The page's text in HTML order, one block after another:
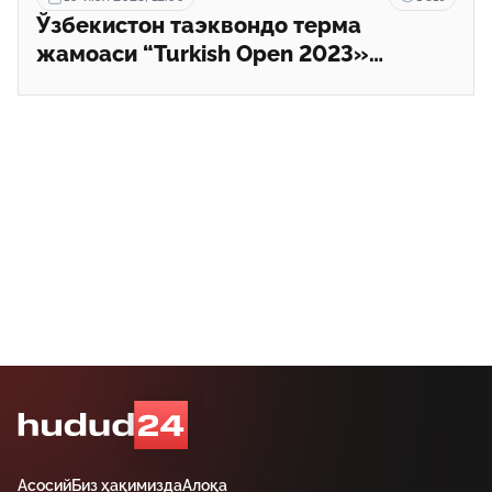
Ўзбекистон таэквондо терма
жамоаси “Turkish Open 2023»
АсосийБиз ҳақимиздаАлоқа